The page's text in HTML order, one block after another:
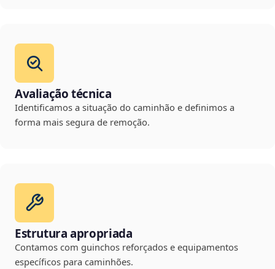
Avaliação técnica
Identificamos a situação do caminhão e definimos a
forma mais segura de remoção.
Estrutura apropriada
Contamos com guinchos reforçados e equipamentos
específicos para caminhões.